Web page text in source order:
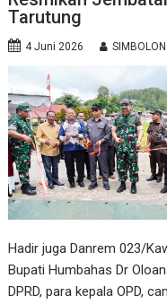
Tarutung
4 Juni 2026
Hadir juga Danrem 023/
Bupati Humbahas Dr
DPRD, para kepala OPD,